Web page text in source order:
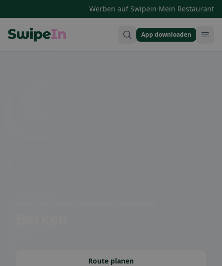
Werben auf Swipein·Mein Restaurant
App downloaden
Route planen